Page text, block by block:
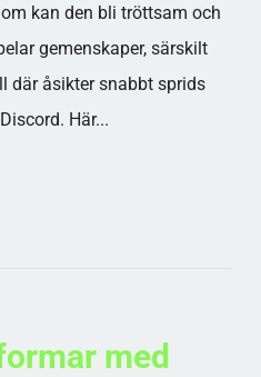
kan den bli tröttsam och
gemenskaper, särskilt
där åsikter snabbt sprids
Här...
med